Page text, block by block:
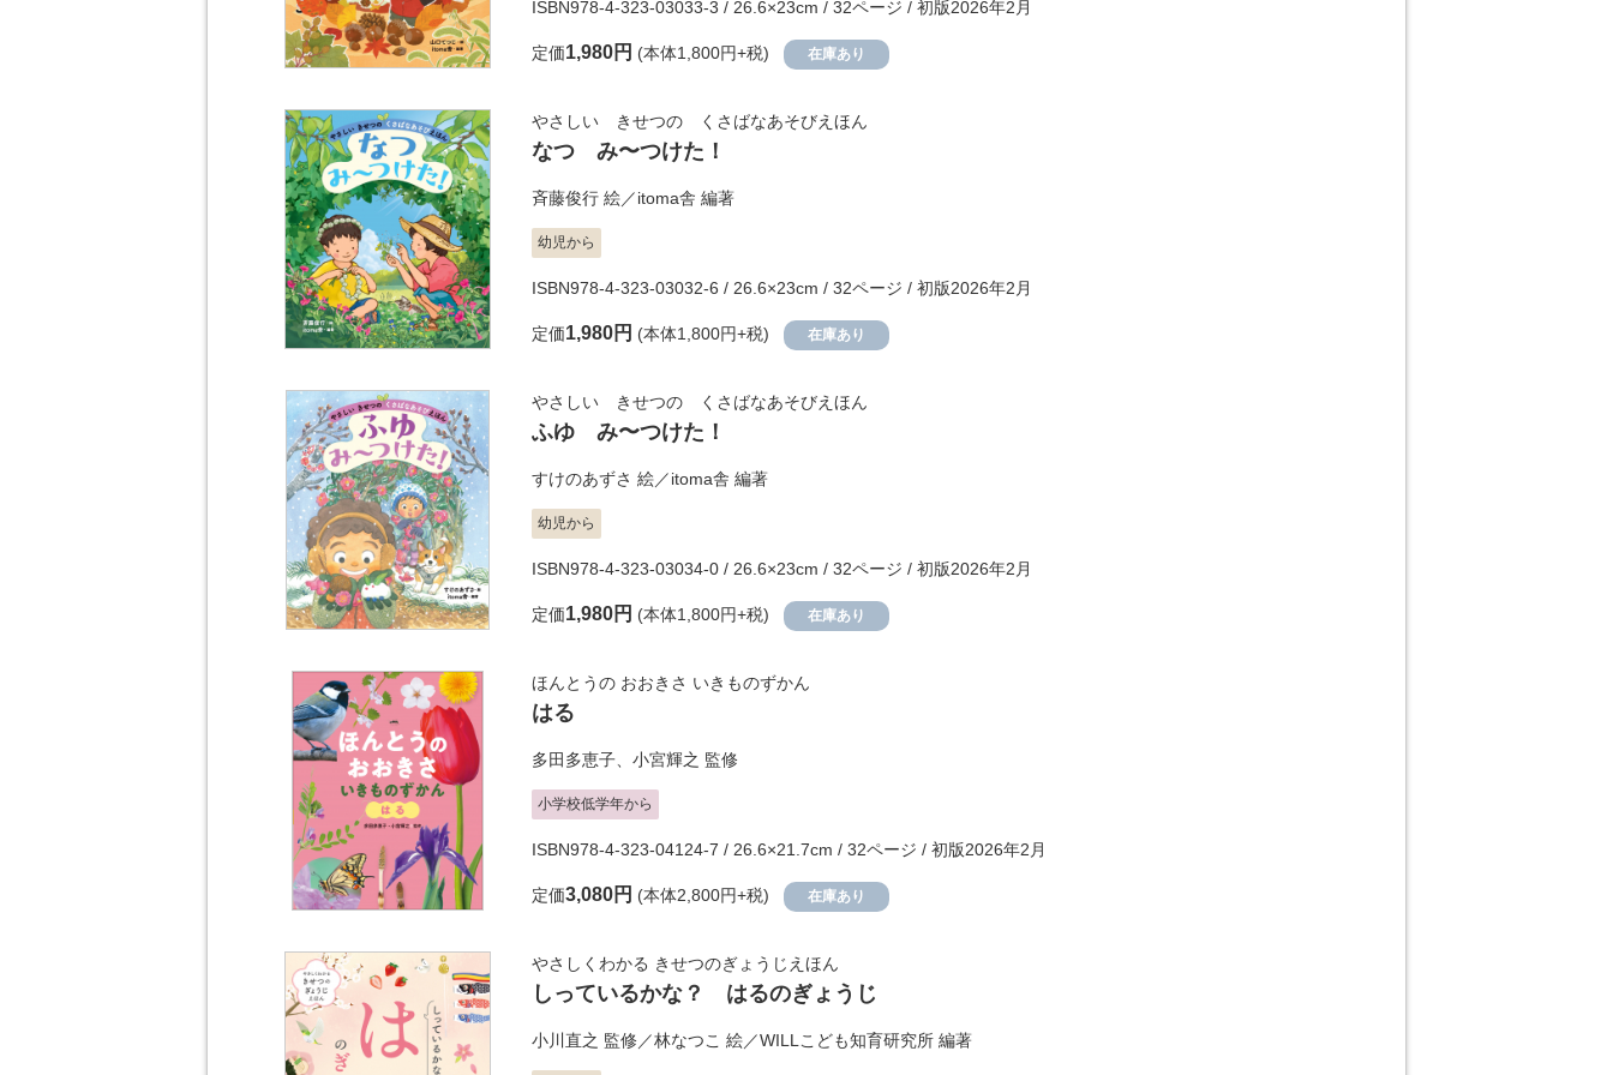
ISBN978-4-323-03033-3 / 26.6×23cm / 32ページ / 初版2026年2月
定価1,980円 (本体1,800円+税) 在庫あり
やさしい きせつの くさばなあそびえほん
なつ み〜つけた！
斉藤俊行 絵／itoma舎 編著
幼児から
ISBN978-4-323-03032-6 / 26.6×23cm / 32ページ / 初版2026年2月
定価1,980円 (本体1,800円+税) 在庫あり
やさしい きせつの くさばなあそびえほん
ふゆ み〜つけた！
すけのあずさ 絵／itoma舎 編著
幼児から
ISBN978-4-323-03034-0 / 26.6×23cm / 32ページ / 初版2026年2月
定価1,980円 (本体1,800円+税) 在庫あり
ほんとうの おおきさ いきものずかん
はる
多田多恵子 小宮輝之 監修
小学校低学年から
ISBN978-4-323-04124-7 / 26.6×21.7cm / 32ページ / 初版2026年2月
定価3,080円 (本体2,800円+税) 在庫あり
やさしくわかる きせつのぎょうじえほん
しっているかな？ はるのぎょうじ
小川直之 監修／林なつこ 絵／WILLこども知育研究所 編著